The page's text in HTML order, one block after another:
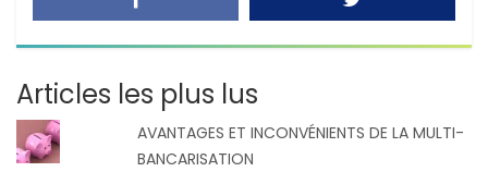
Articles les plus lus
AVANTAGES ET INCONVÉNIENTS DE LA MULTI-
BANCARISATION